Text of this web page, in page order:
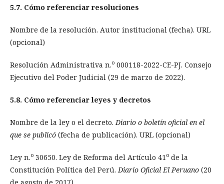
5.7. Cómo referenciar resoluciones
Nombre de la resolución. Autor institucional (fecha). URL
(opcional)
Resolución Administrativa n.o 000118-2022-CE-PJ. Consejo
Ejecutivo del Poder Judicial (29 de marzo de 2022).
5.8. Cómo referenciar leyes y decretos
Nombre de la ley o el decreto. Diario o boletín oficial en el
que se publicó (fecha de publicación). URL (opcional)
Ley n.o 30650. Ley de Reforma del Artículo 41 o de la
Constitución Política del Perú. Diario Oficial El Peruano (20